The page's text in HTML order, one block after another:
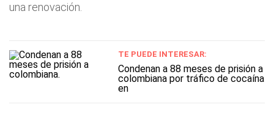
una renovación.
TE PUEDE INTERESAR:
Condenan a 88 meses de prisión a
colombiana por tráfico de cocaína
en